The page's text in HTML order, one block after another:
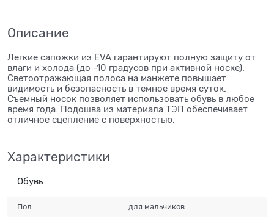
Описание
Легкие сапожки из EVA гарантируют полную защиту от
влаги и холода (до -10 градусов при активной носке).
Светоотражающая полоса на манжете повышает
видимость и безопасность в темное время суток.
Съемный носок позволяет использовать обувь в любое
время года. Подошва из материала ТЭП обеспечивает
отличное сцепление с поверхностью.
Характеристики
Обувь
Пол для мальчиков